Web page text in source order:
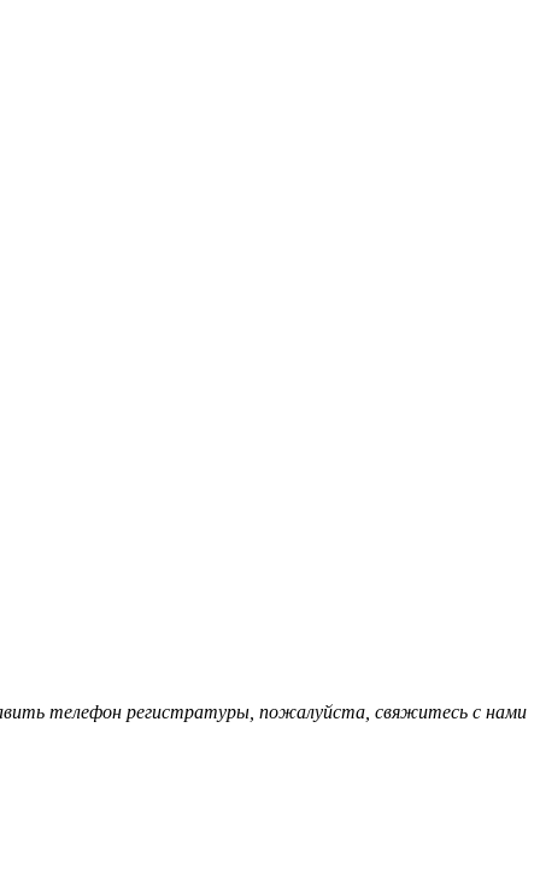
телефон регистратуры, пожалуйста, свяжитесь с нами